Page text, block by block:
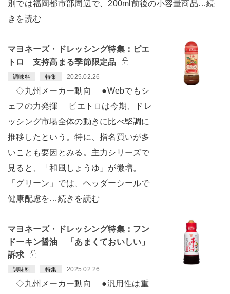
別では福岡都市部周辺で、200ml前後の小容量商品…続
きを読む
マヨネーズ・ドレッシング特集：ピエ
トロ 支持高まる季節限定品
調味料 特集 2025.02.26
◇九州メーカー動向 ●Webでもシ
ェフの力発揮 ピエトロは今期、ドレ
ッシング市場全体の動きに比べ堅調に
推移したという。特に、指名買いが多
いことも要因とみる。主力シリーズで
見ると、「和風しょうゆ」が微増。
「グリーン」では、ヘッダーシールで
健康配慮を…続きを読む
マヨネーズ・ドレッシング特集：フン
ドーキン醤油 「あまくておいしい」
訴求
調味料 特集 2025.02.26
◇九州メーカー動向 ●汎用性は重